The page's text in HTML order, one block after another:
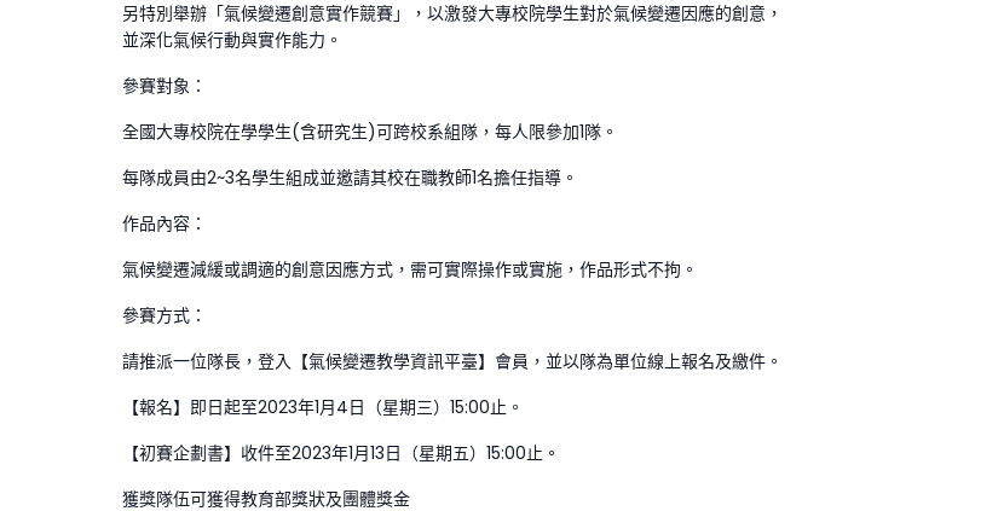
另特別舉辦「氣候變遷創意實作競賽」，以激發大專校院學生對於氣候變遷因應的創意，
並深化氣候行動與實作能力。
參賽對象：
全國大專校院在學學生(含研究生)可跨校系組隊，每人限參加1隊。
每隊成員由2~3名學生組成並邀請其校在職教師1名擔任指導。
作品內容：
氣候變遷減緩或調適的創意因應方式，需可實際操作或實施，作品形式不拘。
參賽方式：
請推派一位隊長，登入【氣候變遷教學資訊平臺】會員，並以隊為單位線上報名及繳件。
【報名】即日起至2023年1月4日（星期三）15:00止。
【初賽企劃書】收件至2023年1月13日（星期五）15:00止。
獲獎隊伍可獲得教育部獎狀及團體獎金